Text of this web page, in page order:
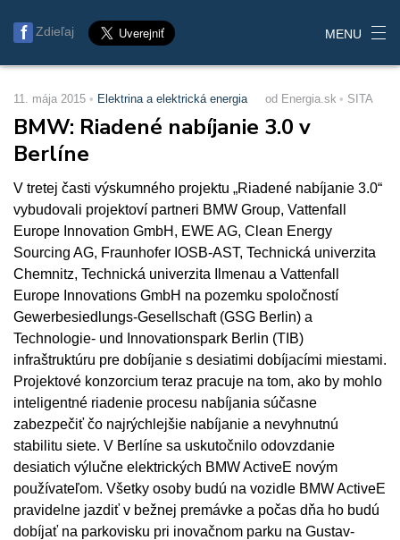
Zdieľaj MENU
11. mája 2015 Elektrina a elektrická energia od Energia.sk SITA
BMW: Riadené nabíjanie 3.0 v
Berlíne
V tretej časti výskumného projektu „Riadené nabíjanie 3.0“
vybudovali projektoví partneri BMW Group, Vattenfall
Europe Innovation GmbH, EWE AG, Clean Energy
Sourcing AG, Fraunhofer IOSB-AST, Technická univerzita
Chemnitz, Technická univerzita Ilmenau a Vattenfall
Europe Innovations GmbH na pozemku spoločností
Gewerbesiedlungs-Gesellschaft (GSG Berlin) a
Technologie- und Innovationspark Berlin (TIB)
infraštruktúru pre dobíjanie s desiatimi dobíjacími miestami.
Projektové konzorcium teraz pracuje na tom, ako by mohlo
inteligentné riadenie procesu nabíjania súčasne
zabezpečiť čo najrýchlejšie nabíjanie a nevyhnutnú
stabilitu siete. V Berlíne sa uskutočnilo odovzdanie
desiatich výlučne elektrických BMW ActiveE novým
používateľom. Všetky osoby budú na vozidle BMW ActiveE
pravidelne jazdiť v bežnej premávke a počas dňa ho budú
dobíjať na parkovisku pri inovačnom parku na Gustav-